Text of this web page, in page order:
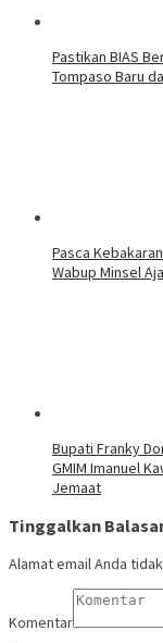
Pastikan BIAS
Tompaso Baru
Pasca
Wabup Minsel
Bupati Franky
GMIM Imanuel
Jemaat
Tinggalkan
Alamat email Anda
Komentar